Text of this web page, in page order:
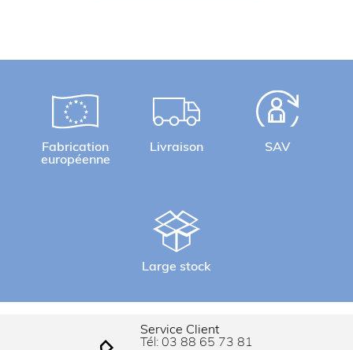
Fabrication
européenne
Livraison SAV
Large stock
Service Client
Tél: 03 88 65 73 81